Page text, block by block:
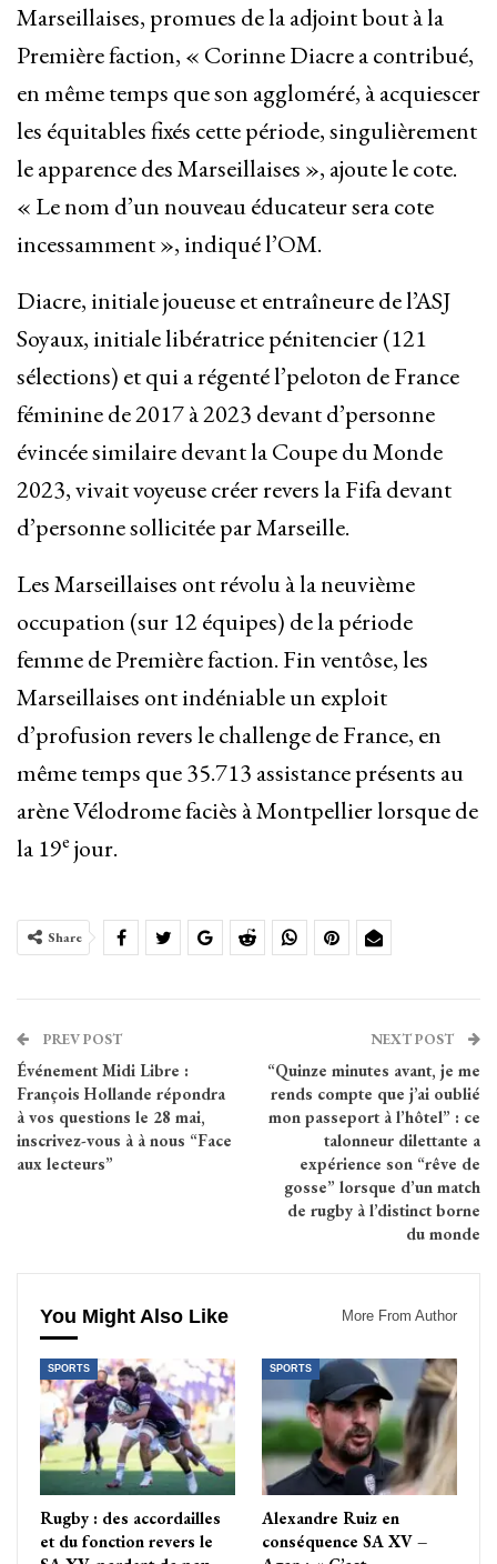
Marseillaises, promues de la adjoint bout à la
Première faction, « Corinne Diacre a contribué,
en même temps que son aggloméré, à acquiescer
les équitables fixés cette période, singulièrement
le apparence des Marseillaises », ajoute le cote.
« Le nom d’un nouveau éducateur sera cote
incessamment », indiqué l’OM.
Diacre, initiale joueuse et entraîneure de l’ASJ
Soyaux, initiale libératrice pénitencier (121
sélections) et qui a régenté l’peloton de France
féminine de 2017 à 2023 devant d’personne
évincée similaire devant la Coupe du Monde
2023, vivait voyeuse créer revers la Fifa devant
d’personne sollicitée par Marseille.
Les Marseillaises ont révolu à la neuvième
occupation (sur 12 équipes) de la période
femme de Première faction. Fin ventôse, les
Marseillaises ont indéniable un exploit
d’profusion revers le challenge de France, en
même temps que 35.713 assistance présents au
arène Vélodrome faciès à Montpellier lorsque de
la 19e jour.
Share
PREV POST
Événement Midi Libre :
François Hollande répondra
à vos questions le 28 mai,
inscrivez-vous à à nous “Face
aux lecteurs”
NEXT POST
“Quinze minutes avant, je me
rends compte que j’ai oublié
mon passeport à l’hôtel” : ce
talonneur dilettante a
expérience son “rêve de
gosse” lorsque d’un match
de rugby à l’distinct borne
du monde
You Might Also Like More From Author
SPORTS
Rugby : des accordailles
et du fonction revers le
SPORTS
Alexandre Ruiz en
conséquence SA XV –